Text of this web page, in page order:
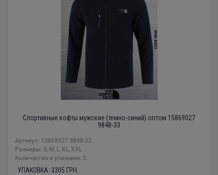
Спортивные кофты мужские (темно-синий) оптом 15869027
9848-33
Артикул: 15869027 9848-33
Размеры: S, M, L, XL, XXL
Количество в упаковке: 5
УПАКОВКА: 3305 ГРН.